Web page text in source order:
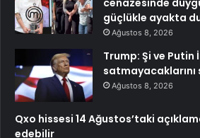
güçlükle ayakta
Ağustos 8, 2026
Trump: Şi ve Putin
satmayacaklarını
Ağustos 8, 2026
Qxo hissesi 14 Ağustos’taki
edebilir